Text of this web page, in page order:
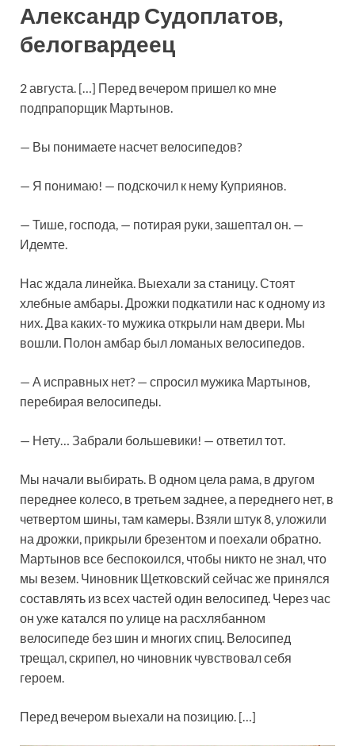
Александр Судоплатов,
белогвардеец
2 августа. […] Перед вечером пришел ко мне
подпрапорщик Мартынов.
— Вы понимаете насчет велосипедов?
— Я понимаю! — подскочил к нему Куприянов.
— Тише, господа, — потирая руки, зашептал он. —
Идемте.
Нас ждала линейка. Выехали за станицу. Стоят
хлебные амбары. Дрожки подкатили нас к одному из
них. Два каких-то мужика открыли нам двери. Мы
вошли. Полон амбар был ломаных велосипедов.
— А исправных нет? — спросил мужика Мартынов,
перебирая велосипеды.
— Нету… Забрали большевики! — ответил тот.
Мы начали выбирать. В одном цела рама, в другом
переднее колесо, в третьем заднее, а переднего нет, в
четвертом шины, там камеры. Взяли штук 8, уложили
на дрожки, прикрыли брезентом и поехали обратно.
Мартынов все беспокоился, чтобы никто не знал, что
мы везем. Чиновник Щетковский сейчас же принялся
составлять из всех частей один велосипед. Через час
он уже катался по улице на расхлябанном
велосипеде без шин и многих спиц. Велосипед
трещал, скрипел, но чиновник чувствовал себя
героем.
Перед вечером выехали на позицию. […]